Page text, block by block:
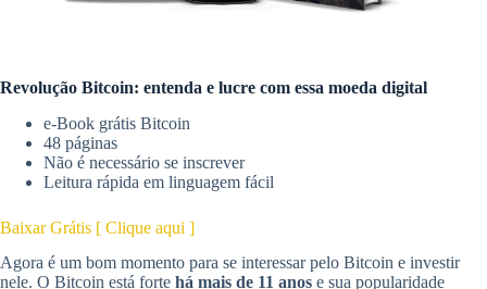
Revolução Bitcoin: entenda e lucre com essa moeda digital
e-Book grátis Bitcoin
48 páginas
Não é necessário se inscrever
Leitura rápida em linguagem fácil
Baixar Grátis [ Clique aqui ]
Agora é um bom momento para se interessar pelo Bitcoin e investir
nele. O Bitcoin está forte há mais de 11 anos e sua popularidade